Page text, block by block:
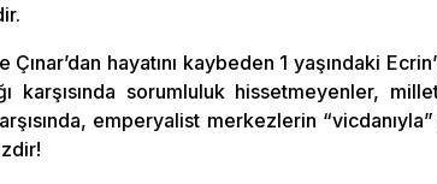
Çınar’dan hayatını kaybeden 1 yaşındaki
karşısında sorumluluk hissetmeyenler,
emperyalist merkezlerin